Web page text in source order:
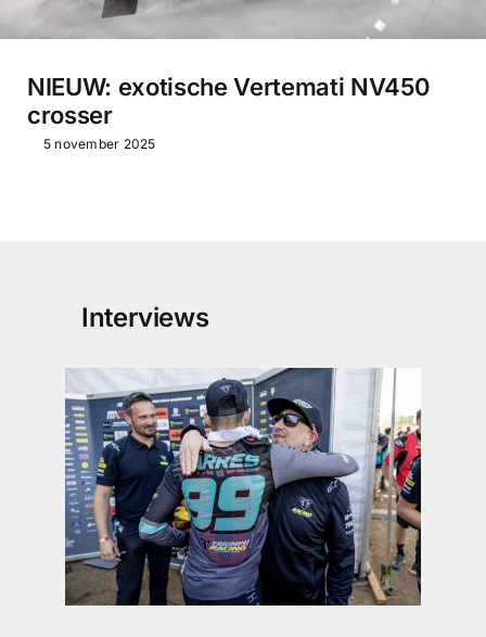
NIEUW: exotische Vertemati NV450
crosser
5 november 2025
Interviews